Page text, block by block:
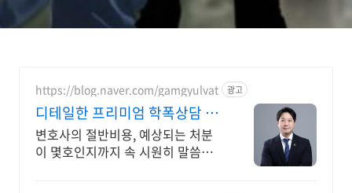
https://blog.naver.com/gamgyulvat 광고
디테일한 프리미엄 학폭상담 학
폭처분 끝까지 도와드립니다
변호사의 절반비용, 예상되는 처분
이 몇호인지까지 속 시원히 말씀드